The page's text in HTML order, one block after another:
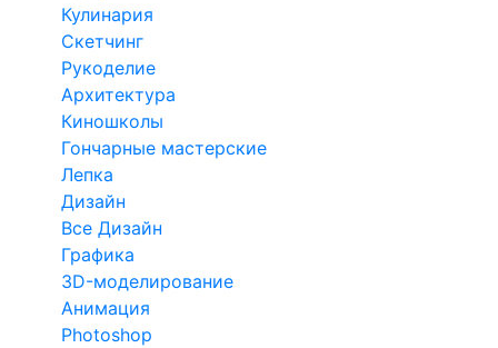
Кулинария
Скетчинг
Рукоделие
Архитектура
Киношколы
Гончарные мастерские
Лепка
Дизайн
Все Дизайн
Графика
3D-моделирование
Анимация
Photoshop